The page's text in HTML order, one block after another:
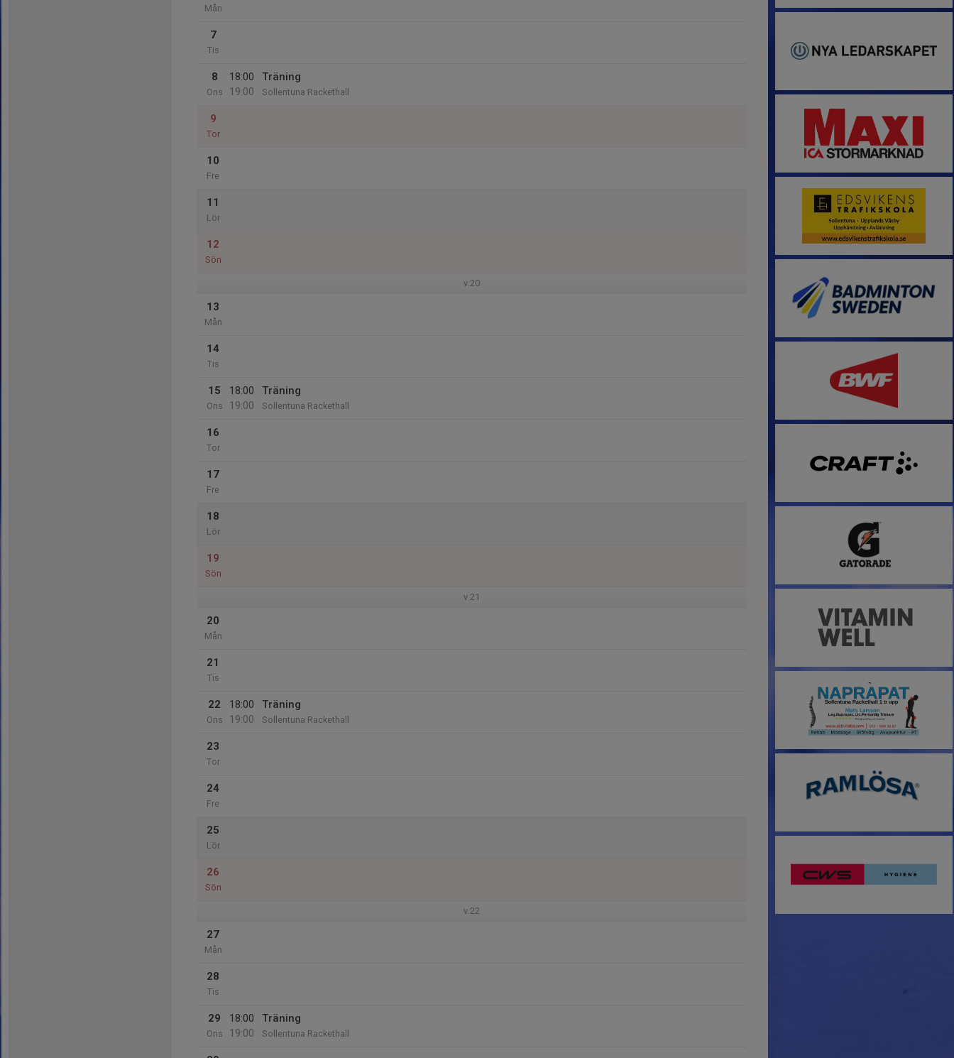
Mån
7
Tis
8
Ons
18:00
19:00
Träning
Sollentuna Rackethall
9
Tor
10
Fre
11
Lör
12
Sön
v.20
13
Mån
14
Tis
15
Ons
18:00
19:00
Träning
Sollentuna Rackethall
16
Tor
17
Fre
18
Lör
19
Sön
v.21
20
Mån
21
Tis
22
Ons
18:00
19:00
Träning
Sollentuna Rackethall
23
Tor
24
Fre
25
Lör
26
Sön
v.22
27
Mån
28
Tis
29
Ons
18:00
19:00
Träning
Sollentuna Rackethall